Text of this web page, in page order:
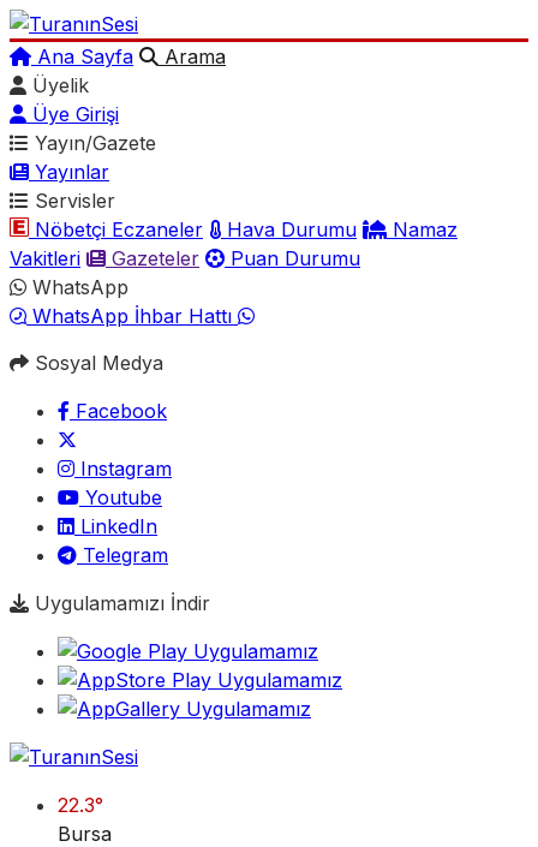
Ana Sayfa
Arama
Üyelik
Üye Girişi
Yayın/Gazete
Yayınlar
Servisler
Nöbetçi Eczaneler
Hava Durumu
Namaz
Vakitleri
Gazeteler
Puan Durumu
WhatsApp
WhatsApp İhbar Hattı
Sosyal Medya
Facebook
Instagram
Youtube
LinkedIn
Telegram
Uygulamamızı İndir
22.3°
Bursa